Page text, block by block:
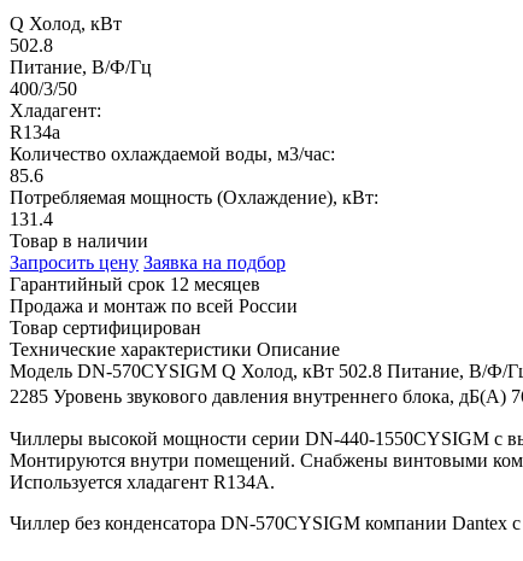
Q Холод, кВт
502.8
Питание, В/Ф/Гц
400/3/50
Хладагент:
R134a
Количество охлаждаемой воды, м3/час:
85.6
Потребляемая мощность (Охлаждение), кВт:
131.4
Товар в наличии
Запросить цену Заявка на подбор
Гарантийный срок 12 месяцев
Продажа и монтаж по всей России
Товар сертифицирован
Технические характеристики Описание
Модель DN-570CYSIGM Q Холод, кВт 502.8 Питание, В/Ф/
2285 Уровень звукового давления внутреннего блока, дБ(А)
Чиллеры высокой мощности серии DN-440-1550CYSIGM с
Монтируются внутри помещений. Снабжены винтовыми
Используется хладагент R134А.
Чиллер без конденсатора DN-570CYSIGM компании Dantex